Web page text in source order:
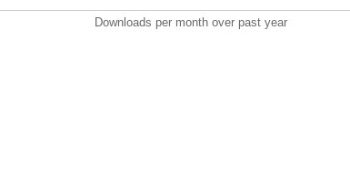
Downloads per month over past year